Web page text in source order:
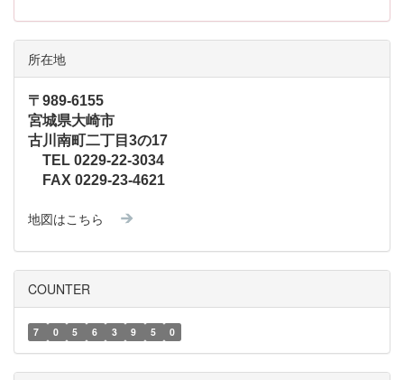
所在地
〒989-6155
宮城県大崎市
古川南町二丁目3の17
TEL 0229-22-3034
FAX 0229-23-4621
地図はこちら
COUNTER
7 0 5 6 3 9 5 0